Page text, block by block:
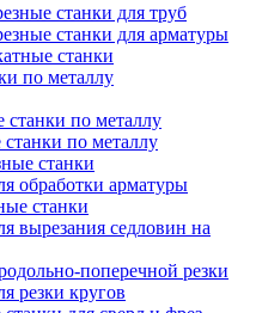
станки для труб
станки для арматуры
станки
по металлу
станки по металлу
по металлу
станки
обработки арматуры
станки
вырезания седловин на
поперечной резки
резки кругов